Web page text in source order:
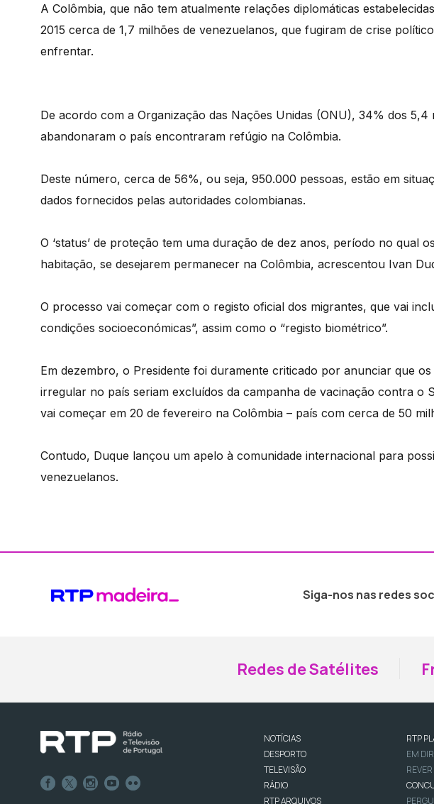
A Colômbia, que não tem atualmente relações diplomáticas
2015 cerca de 1,7 milhões de venezuelanos, que fugiram de crise
enfrentar.
De acordo com a Organização das Nações Unidas (ONU), 34% dos 5,4
abandonaram o país encontraram refúgio na Colômbia.
Deste número, cerca de 56%, ou seja, 950.000 pessoas, estão em
dados fornecidos pelas autoridades colombianas.
O ‘status’ de proteção tem uma duração de dez anos, período no qual
habitação, se desejarem permanecer na Colômbia, acrescentou Ivan
O processo vai começar com o registo oficial dos migrantes, que vai
condições socioeconómicas”, assim como o “registo biométrico”.
Em dezembro, o Presidente foi duramente criticado por anunciar que
irregular no país seriam excluídos da campanha de vacinação contra o
vai começar em 20 de fevereiro na Colômbia – país com cerca de 50
Contudo, Duque lançou um apelo à comunidade internacional para
venezuelanos.
Siga-nos nas redes
Redes de Satélites
NOTÍCIAS
DESPORTO
TELEVISÃO
RÁDIO
RTP ARQUIVOS
RTP
EM